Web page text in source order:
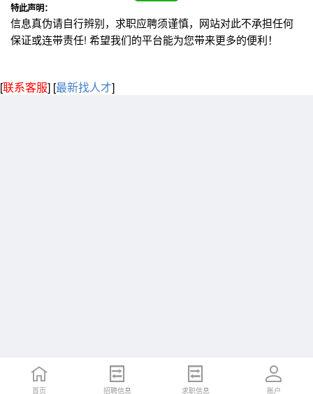
特此声明：
信息真伪请自行辨别，求职应聘须谨慎，网站对此不承担任何
保证或连带责任! 希望我们的平台能为您带来更多的便利！
[联系客服] [最新找人才]
首页 招聘信息 求职信息 账户